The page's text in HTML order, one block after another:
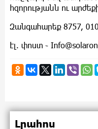
հզորությանն ու
Զանգահարեք 8757,
էլ. փոստ ֊
Լրահոս